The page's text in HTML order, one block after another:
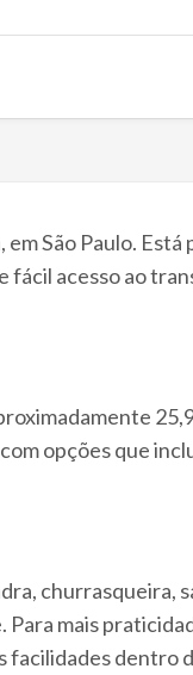
São Paulo. Está
fácil acesso ao
opções que
churrasqueira,
mais
facilidades dentro